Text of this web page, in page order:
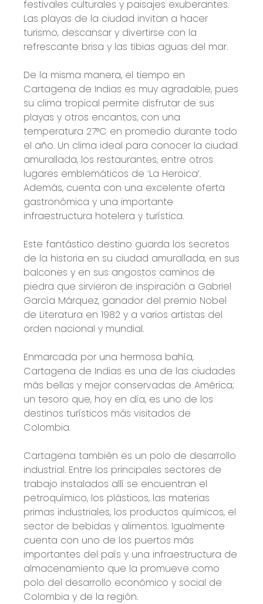
festivales culturales y paisajes exuberantes.
Las playas de la ciudad invitan a hacer
turismo, descansar y divertirse con la
refrescante brisa y las tibias aguas del mar.
De la misma manera, el tiempo en
Cartagena de Indias es muy agradable, pues
su clima tropical permite disfrutar de sus
playas y otros encantos, con una
temperatura 27°C en promedio durante todo
el año. Un clima ideal para conocer la ciudad
amurallada, los restaurantes, entre otros
lugares emblemáticos de ‘La Heroica’.
Además, cuenta con una excelente oferta
gastronómica y una importante
infraestructura hotelera y turística.
Este fantástico destino guarda los secretos
de la historia en su ciudad amurallada, en sus
balcones y en sus angostos caminos de
piedra que sirvieron de inspiración a Gabriel
García Márquez, ganador del premio Nobel
de Literatura en 1982 y a varios artistas del
orden nacional y mundial.
Enmarcada por una hermosa bahía,
Cartagena de Indias es una de las ciudades
más bellas y mejor conservadas de América;
un tesoro que, hoy en día, es uno de los
destinos turísticos más visitados de
Colombia.
Cartagena también es un polo de desarrollo
industrial. Entre los principales sectores de
trabajo instalados allí se encuentran el
petroquímico, los plásticos, las materias
primas industriales, los productos químicos, el
sector de bebidas y alimentos. Igualmente
cuenta con uno de los puertos más
importantes del país y una infraestructura de
almacenamiento que la promueve como
polo del desarrollo económico y social de
Colombia y de la región.